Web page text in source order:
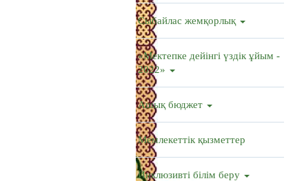
Сыбайлас жемқорлық
«Мектепке дейінгі үздік ұйым -
2022»
Ашық бюджет
Мемлекеттік қызметтер
Инклюзивті білім беру